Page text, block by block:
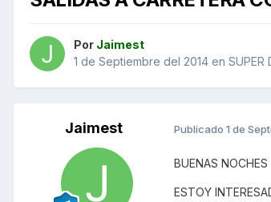
Por Jaimest
1 de Septiembre del 2014 en SUPER
Jaimest Publicado 1 de
BUENAS NOCHES
ESTOY